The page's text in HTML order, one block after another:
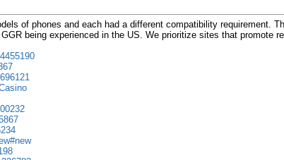
of phones and each had a different compatibility
being experienced in the US. We prioritize sites that